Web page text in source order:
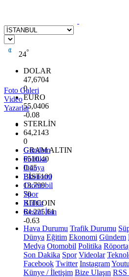
24°
DOLAR
47,6704
0
EURO
55,0406
-0.08
STERLİN
64,2143
0
GRAM ALTIN
6510.40
0.45
BİST100
13.799
70
BITCOIN
64.225,61
-0.63
Foto Galeri
Video
Yazarlar
Gündem
Politika
Dünya
Ekonomi
Otomobil
Spor
Kültür
Resmi İlan
Hava Durumu Trafik Durumu
Dünya Eğitim Ekonomi Gündem
Medya Otomobil Politika
Son Dakika Spor Videolar
Facebook Twitter Instagram
Künye / İletişim Bize Ulaşın RSS